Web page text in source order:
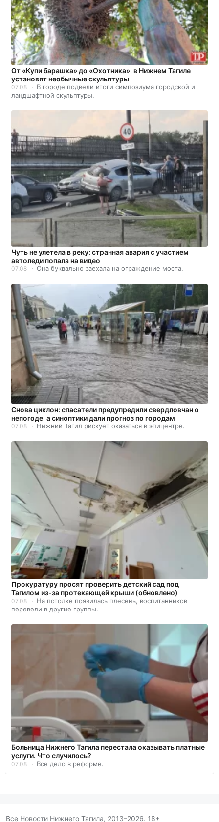
От «Купи барашка» до «Охотника»: в Нижнем Тагиле
установят необычные скульптуры
07.08
В городе подвели итоги симпозиума городской и
ландшафтной скульптуры.
Чуть не улетела в реку: странная авария с участием
автоледи попала на видео
07.08 Она буквально заехала на ограждение моста.
Снова циклон: спасатели предупредили свердловчан о
непогоде, а синоптики дали прогноз по городам
07.08 Нижний Тагил рискует оказаться в эпицентре.
Прокуратуру просят проверить детский сад под
Тагилом из-за протекающей крыши (обновлено)
07.08
На потолке появилась плесень, воспитанников
перевели в другие группы.
Больница Нижнего Тагила перестала оказывать платные
услуги. Что случилось?
07.08 Все дело в реформе.
Все Новости Нижнего Тагила, 2013–2026. 18+